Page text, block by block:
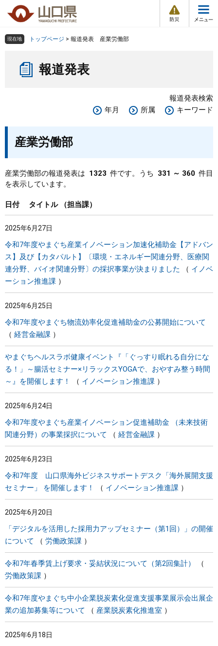
の
ー
メ
組織で探す
Other Languages
くらし・環境
教育・文化・スポーツ
しごと・産業・観光
県政情報
現在地 トップページ > 報道発表 産業労働部
報道発表
報道発表検索
年月
所属 キーワード
産業労働部
産業労働部の報道発表は 1323 件です。うち 331 ～ 360 件目
を表示しています。
日付 タイトル 担当課
2025年6月27日
令和7年度やまぐち産業イノベーション加速化補助金【アドバン
ス】及び【カタパルト】〔環境・エネルギー関連分野、医療関
連分野、バイオ関連分野〕の採択事業が決まりました
イノベ
ーション推進課
2025年6月25日
令和7年度やまぐち物流効率化促進補助金の公募開始について
経営金融課
やまぐちヘルスラボ健康イベント『「ぐっすり眠れる自分にな
る！」～腸活セミナー×リラックスYOGAで、おやすみ整う時間
～』を開催します！
イノベーション推進課
2025年6月24日
令和7年度やまぐち産業イノベーション促進補助金 （未来技術
関連分野）の事業採択について
経営金融課
2025年6月23日
令和7年度 山口県海外ビジネスサポートデスク「海外展開支援
セミナー」 を開催します！
イノベーション推進課
2025年6月20日
「デジタルを活用した採用力アップセミナー（第1回）」の開催
について
労働政策課
令和7年春季賃上げ要求・妥結状況について（第2回集計）
労働政策課
令和7年度やまぐち中小企業脱炭素化促進支援事業展示会出展企
業の追加募集等について
産業脱炭素化推進室
2025年6月18日